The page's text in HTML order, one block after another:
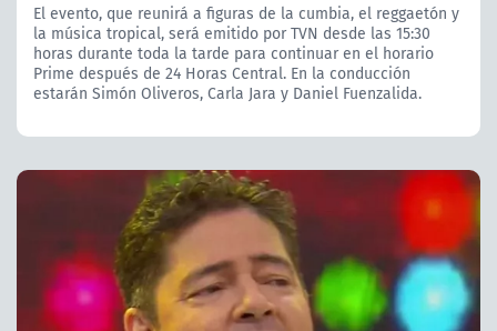
El evento, que reunirá a figuras de la cumbia, el reggaetón y
la música tropical, será emitido por TVN desde las 15:30
horas durante toda la tarde para continuar en el horario
Prime después de 24 Horas Central. En la conducción
estarán Simón Oliveros, Carla Jara y Daniel Fuenzalida.